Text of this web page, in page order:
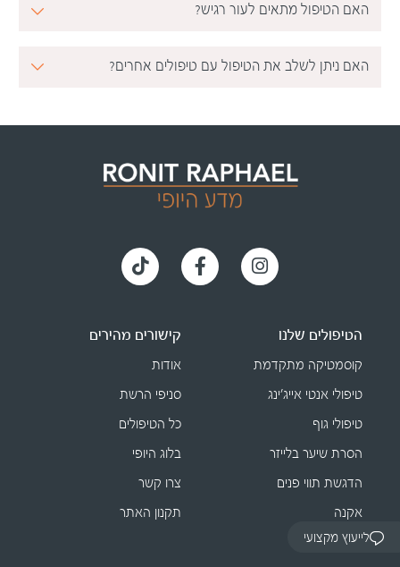
האם הטיפול מתאים לעור רגיש?
האם ניתן לשלב את הטיפול עם טיפולים אחרים?
הטיפולים שלנו
קוסמטיקה מתקדמת
טיפולי אנטי אייג׳ינג
טיפולי גוף
הסרת שיער בלייזר
הדגשת תווי פנים
אקנה
פיסול פנים
קישורים מהירים
אודות
סניפי הרשת
כל הטיפולים
בלוג היופי
צרו קשר
תקנון האתר
לייעוץ מקצועי